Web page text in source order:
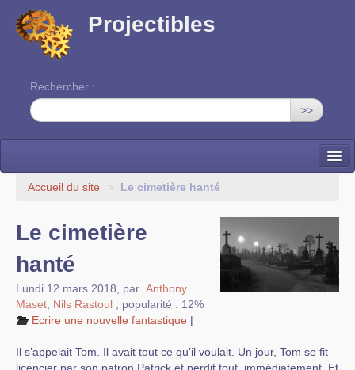
Projectibles
Rechercher :
>>
La ruche
Accueil du site > Le cimetière hanté
Le cimetière
hanté
Lundi 12 mars 2018 par Anthony
Maset Nils Rastoul
popularité : 12%
Ecrire une nouvelle fantastique |
Il s’appelait Tom. Il avait tout ce qu’il voulait. Un jour, Tom se fit